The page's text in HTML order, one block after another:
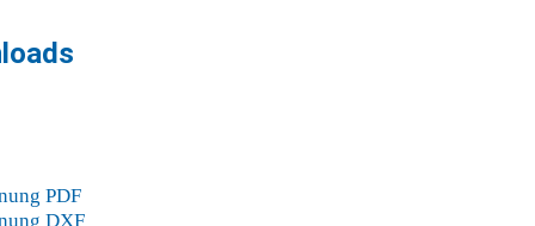
PDF
DXF